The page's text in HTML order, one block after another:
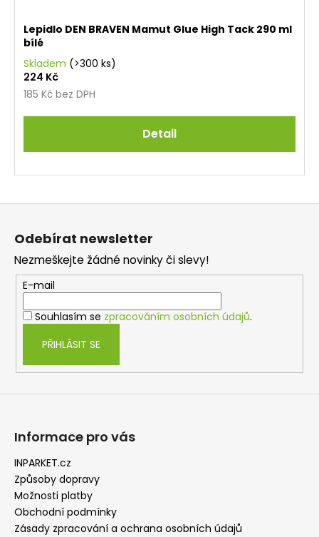
Lepidlo DEN BRAVEN Mamut Glue High Tack 290 ml
bílé
Skladem (>300 ks)
185 Kč bez DPH
224 Kč
Detail
Z
Odebírat newsletter
Nezmeškejte žádné novinky či slevy!
E-mail
Souhlasím se zpracováním osobních údajů.
PŘIHLÁSIT SE
Informace pro vás
INPARKET.cz
Způsoby dopravy
Možnosti platby
Obchodní podmínky
Zásady zpracování a ochrana osobních údajů